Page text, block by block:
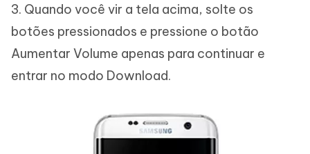
3. Quando você vir a tela acima, solte os
botões pressionados e pressione o botão
Aumentar Volume apenas para continuar e
entrar no modo Download.